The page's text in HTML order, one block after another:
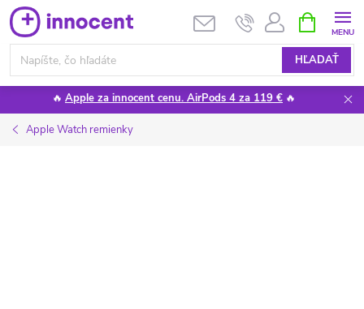
Prejsť
na
obsah
HĽADAŤ
KOŠÍK
🔥 Apple za innocent cenu. AirPods 4 za 119 € 🔥
Apple Watch remienky